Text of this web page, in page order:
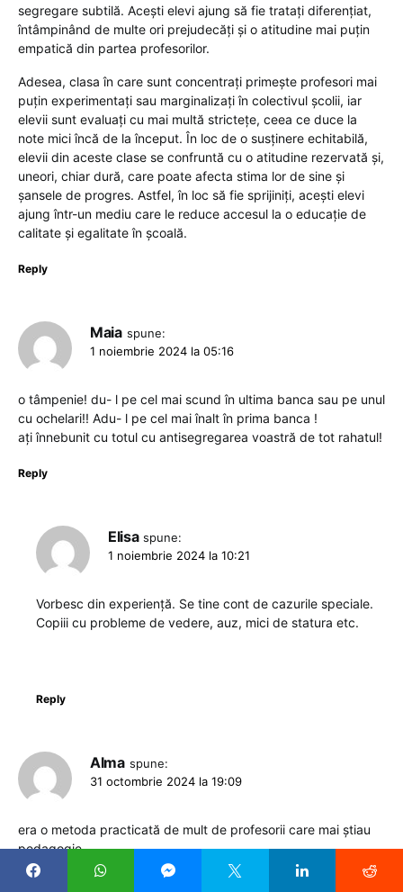
segregare subtilă. Acești elevi ajung să fie tratați diferențiat,
întâmpinând de multe ori prejudecăți și o atitudine mai puțin
empatică din partea profesorilor.
Adesea, clasa în care sunt concentrați primește profesori mai
puțin experimentați sau marginalizați în colectivul școlii, iar
elevii sunt evaluați cu mai multă strictețe, ceea ce duce la
note mici încă de la început. În loc de o susținere echitabilă,
elevii din aceste clase se confruntă cu o atitudine rezervată și,
uneori, chiar dură, care poate afecta stima lor de sine și
șansele de progres. Astfel, în loc să fie sprijiniți, acești elevi
ajung într-un mediu care le reduce accesul la o educație de
calitate și egalitate în școală.
Reply
Maia spune:
1 noiembrie 2024 la 05:16
o tâmpenie! du- l pe cel mai scund în ultima banca sau pe unul
cu ochelari!! Adu- l pe cel mai înalt în prima banca !
ați înnebunit cu totul cu antisegregarea voastră de tot rahatul!
Reply
Elisa spune:
1 noiembrie 2024 la 10:21
Vorbesc din experiență. Se tine cont de cazurile speciale.
Copiii cu probleme de vedere, auz, mici de statura etc.
Reply
Alma spune:
31 octombrie 2024 la 19:09
era o metoda practicată de mult de profesorii care mai știau
pedagogie…